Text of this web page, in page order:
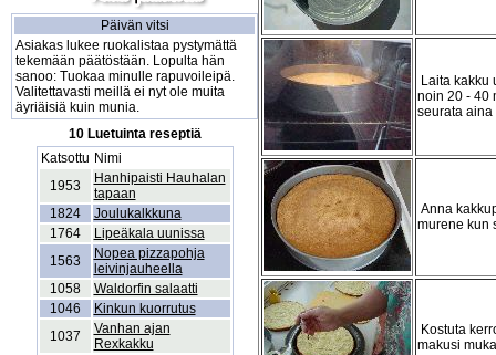
Päivän vitsi
Asiakas lukee ruokalistaa pystymättä
tekemään päätöstään. Lopulta hän
sanoo: Tuokaa minulle rapuvoileipä.
Valitettavasti meillä ei nyt ole muita
äyriäisiä kuin munia.
10 Luetuinta reseptiä
Katsottu Nimi
1953
Hanhipaisti Hauhalan
tapaan
1824
Joulukalkkuna
1764
Lipeäkala uunissa
1563
Nopea pizzapohja
leivinjauheella
1058
Waldorfin salaatti
1046
Kinkun kuorrutus
1037
Vanhan ajan
Rexkakku
Laita kakku
noin 20 - 40
seurata aina
Anna
murene kun
Kostuta
makusi